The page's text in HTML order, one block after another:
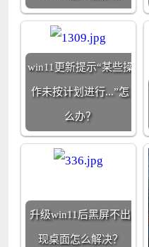
win11更新提示“某些操
作未按计划进行...”怎
么办？
升级win11后黑屏不出
现桌面怎么解决？